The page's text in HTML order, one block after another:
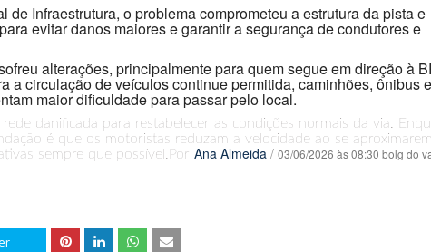
de Infraestrutura, o problema comprometeu a estrutura da pista e
evitar danos maiores e garantir a segurança de condutores e
alterações, principalmente para quem segue em direção à
a circulação de veículos continue permitida, caminhões, ônibus e
maior dificuldade para passar pelo local.
danificada para restabelecer as condições normais da via.
é que os motoristas reduzam a velocidade ao se
sempre que possível.Por Ana Almeida / 03/06/2026 às 08:30 bolg do